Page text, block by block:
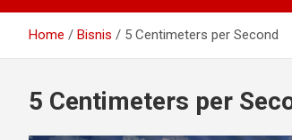
Home Bisnis 5 Centimeters per Second
5 Centimeters per